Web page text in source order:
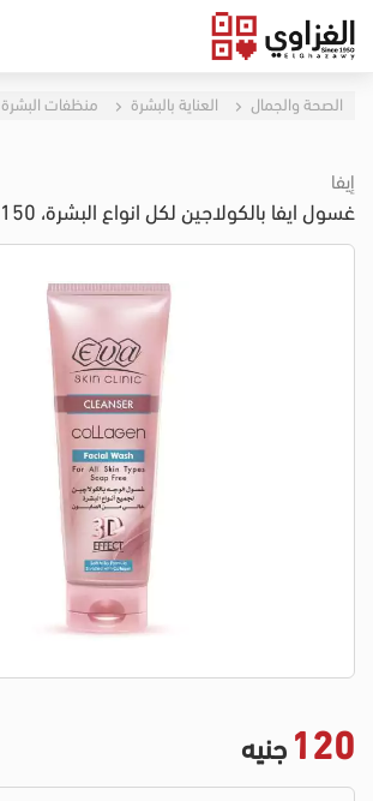
الصحة والجمال العناية بالبشرة منظفات البشرة
إيفا
غسول ايفا بالكولاجين لكل انواع البشرة، 150 مل
120 جنيه